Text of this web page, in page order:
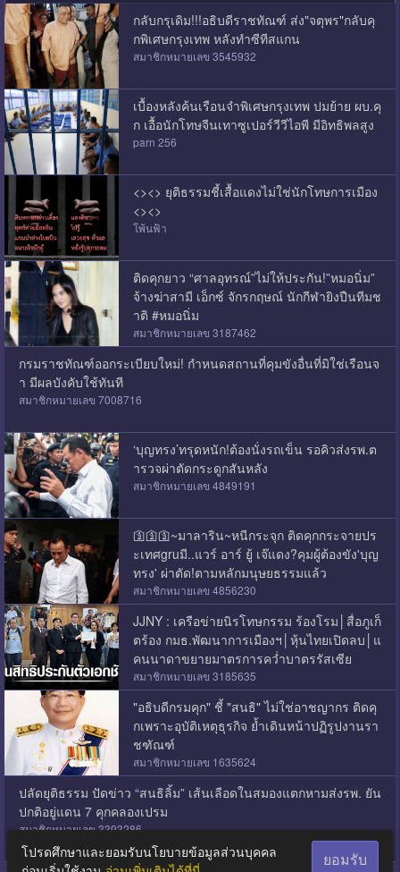
กลับกรุเดิม!!!อธิบดีราชทัณฑ์ ส่ง"จตุพร"กลับคุ
กพิเศษกรุงเทพ หลังทำซีทีสแกน
สมาชิกหมายเลข 3545932
เบื้องหลังค้นเรือนจำพิเศษกรุงเทพ ปมย้าย ผบ.คุ
ก เอื้อนักโทษจีนเทาซูเปอร์วีวีไอพี มีอิทธิพลสูง
parn 256
<><> ยุติธรรมชี้เสื้อแดงไม่ใช่นักโทษการเมือง
<><>
โพ้นฟ้า
ติดคุกยาว “ศาลอุทรณ์”ไม่ให้ประกัน!”หมอนิ่ม”
จ้างฆ่าสามี เอ็กซ์ จักรกฤษณ์ นักกีฬายิงปืนทีมช
าติ #หมอนิ่ม
สมาชิกหมายเลข 3187462
กรมราชทัณฑ์ออกระเบียบใหม่! กำหนดสถานที่คุมขังอื่นที่มิใช่เรือนจ
ำ มีผลบังคับใช้ทันที
สมาชิกหมายเลข 7008716
‘บุญทรง’ทรุดหนัก!ต้องนั่งรถเข็น รอคิวส่งรพ.ต
ำรวจผ่าตัดกระดูกสันหลัง
สมาชิกหมายเลข 4849191
🛐🛐🛐~มาลาริน~หนีกระจุก ติดคุกกระจายปร
ะเทศgruมี..แวร์ อาร์ ยู้ เจ๊แดง?คุมผู้ต้องขัง'บุญ
ทรง' ผ่าตัด!ตามหลักมนุษยธรรมแล้ว
สมาชิกหมายเลข 4856230
JJNY : เครือข่ายนิรโทษกรรม ร้องโรม│สื่อภูเก็
ตร้อง กมธ.พัฒนาการเมืองฯ│หุ้นไทยเปิดลบ│แ
คนนาดาขยายมาตรการคว่ำบาตรรัสเซีย
สมาชิกหมายเลข 3185635
"อธิบดีกรมคุก" ชี้ "สนธิ" ไม่ใช่อาชญากร ติดคุ
กเพราะอุบัติเหตุธุรกิจ ย้ำเดินหน้าปฏิรูปงานรา
ชฑัณฑ์
สมาชิกหมายเลข 1635624
ปลัดยุติธรรม ปัดข่าว “สนธิลิ้ม” เส้นเลือดในสมองแตกหามส่งรพ. ยัน
ปกติอยู่แดน 7 คุกคลองเปรม
สมาชิกหมายเลข 3393286
โปรดศึกษาและยอมรับนโยบายข้อมูลส่วนบุคคล
ยอมรับ